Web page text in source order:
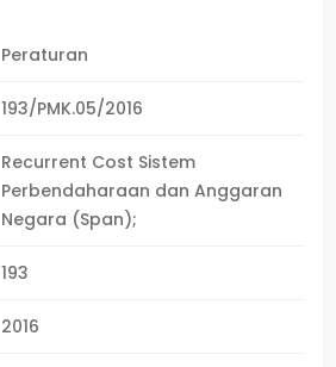
Peraturan
193/PMK.05/2016
Recurrent Cost Sistem
Perbendaharaan dan Anggaran
Negara (Span);
193
2016